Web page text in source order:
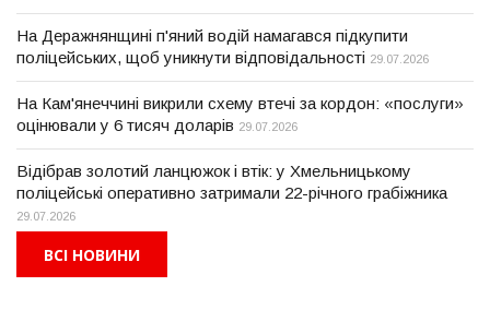
На Деражнянщині п'яний водій намагався підкупити
поліцейських, щоб уникнути відповідальності 29.07.2026
На Кам'янеччині викрили схему втечі за кордон: «послуги»
оцінювали у 6 тисяч доларів 29.07.2026
Відібрав золотий ланцюжок і втік: у Хмельницькому
поліцейські оперативно затримали 22-річного грабіжника
29.07.2026
ВСІ НОВИНИ